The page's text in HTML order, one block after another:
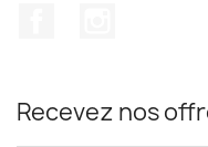
Recevez nos